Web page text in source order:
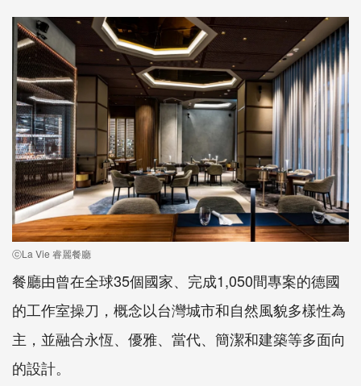
ⓒLa Vie 睿麗餐廳
餐廳由曾在全球35個國家、完成1,050間專案的德國
的工作室操刀，概念以台灣城市和自然風貌多樣性為
主，並融合永恆、優雅、當代、簡潔和建築等多面向
的設計。